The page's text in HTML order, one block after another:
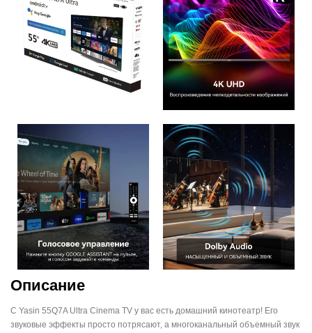
Описание
С Yasin 55Q7A Ultra Cinema TV у вас есть домашний кинотеатр! Его
звуковые эффекты просто потрясают, а многоканальный объемный звук